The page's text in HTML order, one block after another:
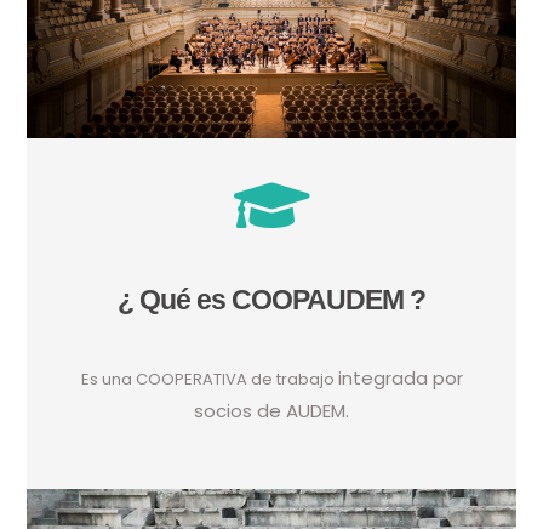
¿ Qué es COOPAUDEM ?
Es una COOPERATIVA de trabajo integrada por
socios de AUDEM.